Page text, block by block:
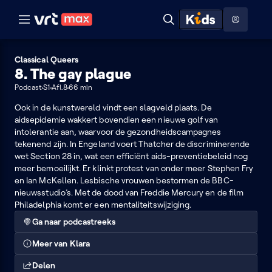
Naar hoofdinhoud Naar audiodescriptie Naar help
Zoeken
ontdekken
Classical Queers
8. The gay plague
PodcastS1Afl.866 min
Ook in de kunstwereld vindt een slagveld plaats. De
aidsepidemie wakkert bovendien een nieuwe golf van
intolerantie aan, waarvoor de gezondheidscampagnes
tekenend zijn. In Engeland voert Thatcher de discriminerende
wet Section 28 in, wat een efficiënt aids-preventiebeleid nog
meer bemoeilijkt. Er klinkt protest van onder meer Stephen Fry
en Ian McKellen. Lesbische vrouwen bestormen de BBC-
nieuwsstudio’s. Met de dood van Freddie Mercury en de film
Philadelphia komt er een mentaliteitswijziging.
Ga naar podcastreeks
Meer van Klara
Delen